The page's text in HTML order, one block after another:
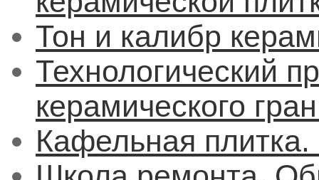
Тон и калибр
Технологический
керамического
Кафельная